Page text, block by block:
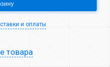
и оплаты
товара